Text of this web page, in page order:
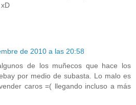
de 2010 a las 20:58
de los muñecos que hace los
por medio de subasta. Lo malo es
caros =( llegando incluso a más